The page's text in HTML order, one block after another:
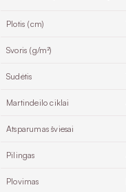
Plotis (cm)
Svoris (g/m²)
Sudėtis
Martindeilo ciklai
Atsparumas šviesai
Pilingas
Plovimas